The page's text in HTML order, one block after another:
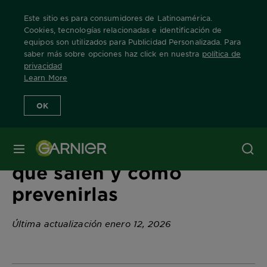
Este sitio es para consumidores de Latinoamérica.
Cookies, tecnologías relacionadas e identificación de
equipos son utilizados para Publicidad Personalizada. Para
saber más sobre opciones haz click en nuestra política de
privacidad
Learn More
OK
MENÚ
Home Tips
Canas prematuras: por
qué salen y cómo
prevenirlas
Última actualización enero 12, 2026